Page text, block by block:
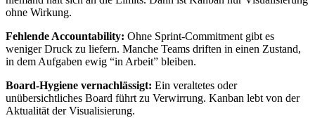
ohne Wirkung.
Fehlende Accountability: Ohne Sprint-Commitment gibt es
weniger Druck zu liefern. Manche Teams driften in einen Zustand,
in dem Aufgaben ewig “in Arbeit” bleiben.
Board-Hygiene vernachlässigt: Ein veraltetes oder
unübersichtliches Board führt zu Verwirrung. Kanban lebt von der
Aktualität der Visualisierung.